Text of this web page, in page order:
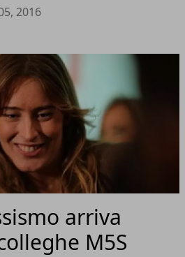
2016
arriva
M5S